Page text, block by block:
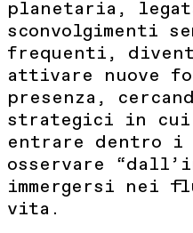
planetaria,
sconvolgimenti
frequenti,
attivare nuove
presenza,
strategici in cui
entrare dentro i
osservare
immergersi nei
vita.